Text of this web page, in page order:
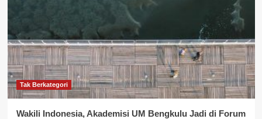
Tak Berkategori
Wakili Indonesia, Akademisi UM Bengkulu Jadi di Forum